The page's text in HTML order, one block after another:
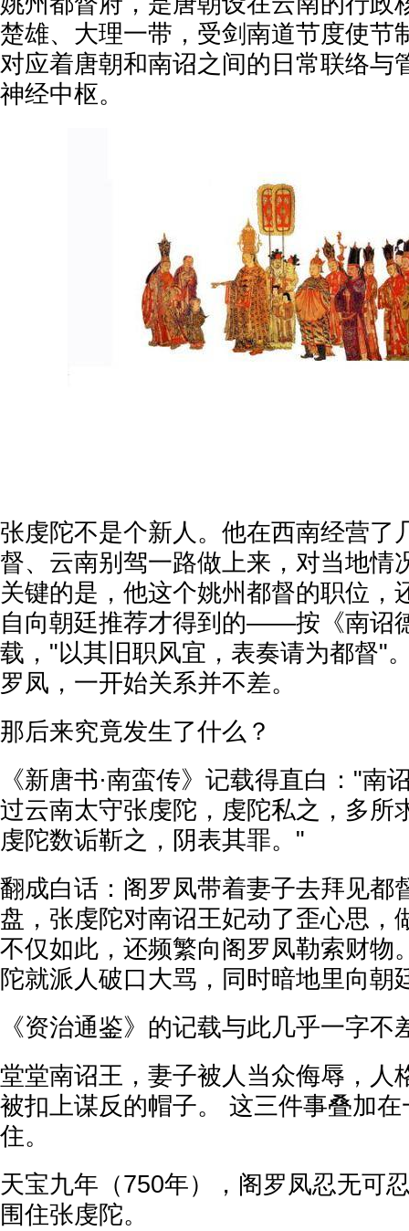
楚雄、大理一带，受剑南道节度使节
对应着唐朝和南诏之间的日常联络与
神经中枢。
张虔陀不是个新人。他在西南经营了
督、云南别驾一路做上来，对当地情
关键的是，他这个姚州都督的职位，
自向朝廷推荐才得到的——按《南诏
载，"以其旧职风宜，表奏请为都督"
罗凤，一开始关系并不差。
那后来究竟发生了什么？
《新唐书·南蛮传》记载得直白："南
过云南太守张虔陀，虔陀私之，多所
虔陀数诟靳之，阴表其罪。"
翻成白话：阁罗凤带着妻子去拜见都
盘，张虔陀对南诏王妃动了歪心思，
不仅如此，还频繁向阁罗凤勒索财物
陀就派人破口大骂，同时暗地里向朝
《资治通鉴》的记载与此几乎一字不
堂堂南诏王，妻子被人当众侮辱，人
被扣上谋反的帽子。 这三件事叠加
住。
天宝九年（750年），阁罗凤忍无可
围住张虔陀。